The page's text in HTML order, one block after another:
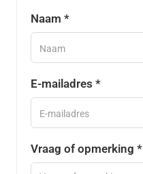
Naam *
E-mailadres *
Vraag of opmerking *